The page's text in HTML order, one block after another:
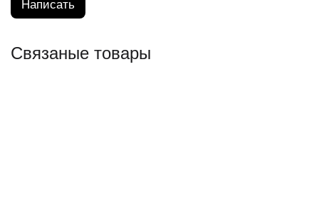
Написать
Связаные товары